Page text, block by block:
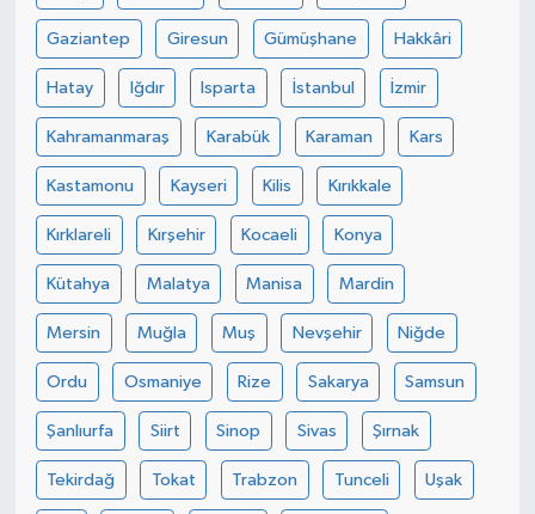
Gaziantep Giresun Gümüşhane Hakkâri
Hatay Iğdır Isparta İstanbul İzmir
Kahramanmaraş Karabük Karaman Kars
Kastamonu Kayseri Kilis Kırıkkale
Kırklareli Kırşehir Kocaeli Konya
Kütahya Malatya Manisa Mardin
Mersin Muğla Muş Nevşehir Niğde
Ordu Osmaniye Rize Sakarya Samsun
Şanlıurfa Siirt Sinop Sivas Şırnak
Tekirdağ Tokat Trabzon Tunceli Uşak